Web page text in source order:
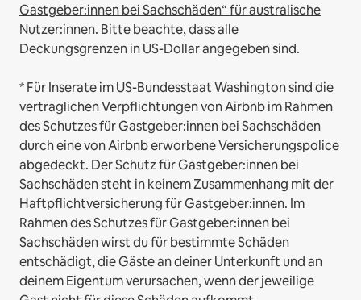
Gastgeber:innen bei Sachschäden“ für australische
Nutzer:innen. Bitte beachte, dass alle
Deckungsgrenzen in US-Dollar angegeben sind.
* Für Inserate im US-Bundesstaat Washington sind die
vertraglichen Verpflichtungen von Airbnb im Rahmen
des Schutzes für Gastgeber:innen bei Sachschäden
durch eine von Airbnb erworbene Versicherungspolice
abgedeckt. Der Schutz für Gastgeber:innen bei
Sachschäden steht in keinem Zusammenhang mit der
Haftpflichtversicherung für Gastgeber:innen. Im
Rahmen des Schutzes für Gastgeber:innen bei
Sachschäden wirst du für bestimmte Schäden
entschädigt, die Gäste an deiner Unterkunft und an
deinem Eigentum verursachen, wenn der jeweilige